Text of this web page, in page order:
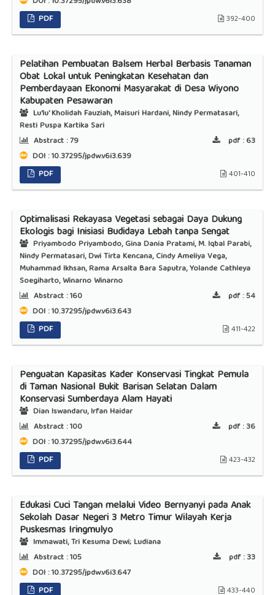
PDF
392-400
Pelatihan Pembuatan Balsem Herbal Berbasis Tanaman
Obat Lokal untuk Peningkatan Kesehatan dan
Pemberdayaan Ekonomi Masyarakat di Desa Wiyono
Kabupaten Pesawaran
Lu'lu' Kholidah Fauziah, Maisuri Hardani, Nindy Permatasari,
Resti Puspa Kartika Sari
Abstract :79 pdf :63
DOI : 10.37295/jpdw.v6i3.639
PDF
401-410
Optimalisasi Rekayasa Vegetasi sebagai Daya Dukung
Ekologis bagi Inisiasi Budidaya Lebah tanpa Sengat
Priyambodo Priyambodo, Gina Dania Pratami, M. Iqbal Parabi,
Nindy Permatasari, Dwi Tirta Kencana, Cindy Ameliya Vega,
Muhammad Ikhsan, Rama Arsalta Bara Saputra, Yolande Cathleya
Soegiharto, Winarno Winarno
Abstract :160 pdf :54
DOI : 10.37295/jpdw.v6i3.643
PDF
411-422
Penguatan Kapasitas Kader Konservasi Tingkat Pemula
di Taman Nasional Bukit Barisan Selatan Dalam
Konservasi Sumberdaya Alam Hayati
Dian Iswandaru, Irfan Haidar
Abstract :100 pdf :36
DOI : 10.37295/jpdw.v6i3.644
PDF
423-432
Edukasi Cuci Tangan melalui Video Bernyanyi pada Anak
Sekolah Dasar Negeri 3 Metro Timur Wilayah Kerja
Puskesmas Iringmulyo
Immawati, Tri Kesuma Dewi; Ludiana
Abstract :105 pdf :33
DOI : 10.37295/jpdw.v6i3.647
PDF
433-440